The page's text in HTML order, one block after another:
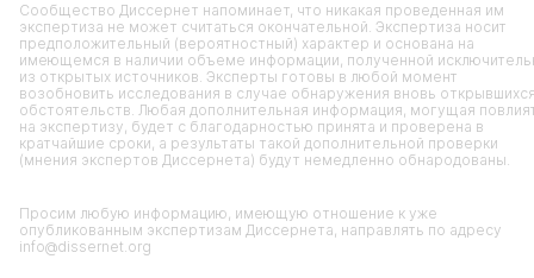
Сообщество Диссернет напоминает, что никакая проведенная им
экспертиза не может считаться окончательной. Экспертиза носит
предположительный (вероятностный) характер и основана на
имеющемся в наличии объеме информации, полученной
из открытых источников. Эксперты готовы в любой момент
возобновить исследования в случае обнаружения вновь
обстоятельств. Любая дополнительная информация, могущая
на экспертизу, будет с благодарностью принята и проверена в
кратчайшие сроки, а результаты такой дополнительной проверки
(мнения экспертов Диссернета) будут немедленно обнародованы.
Просим любую информацию, имеющую отношение к уже
опубликованным экспертизам Диссернета, направлять по адресу
info@dissernet.org